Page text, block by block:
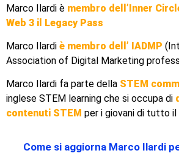
Marco Ilardi è membro dell’Inner
Web 3 il Legacy Pass
Marco Ilardi è membro dell’ IADMP
Association of Digital Marketing
Marco Ilardi fa parte della STEM
inglese STEM learning che si occupa di
contenuti STEM per i giovani di tutto il
Come si aggiorna Marco Ilardi